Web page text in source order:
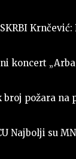
koncert
broj požara
Najbolji su